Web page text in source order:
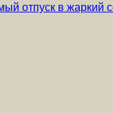
отпуск в жаркий